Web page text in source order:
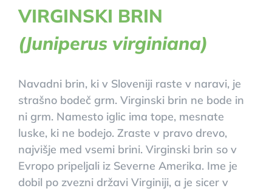
VIRGINSKI BRIN
(Juniperus virginiana)
Navadni brin, ki v Sloveniji raste v naravi, je
strašno bodeč grm. Virginski brin ne bode in
ni grm. Namesto iglic ima tope, mesnate
luske, ki ne bodejo. Zraste v pravo drevo,
najvišje med vsemi brini. Virginski brin so v
Evropo pripeljali iz Severne Amerika. Ime je
dobil po zvezni državi Virginiji, a je sicer v